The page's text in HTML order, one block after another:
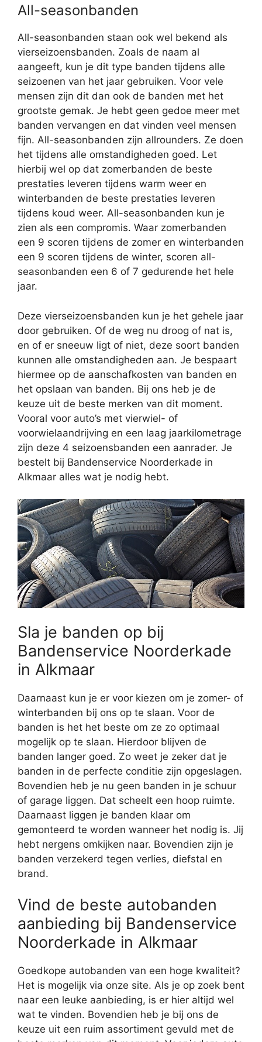
All-seasonbanden
All-seasonbanden staan ook wel bekend als
vierseizoensbanden. Zoals de naam al
aangeeft, kun je dit type banden tijdens alle
seizoenen van het jaar gebruiken. Voor vele
mensen zijn dit dan ook de banden met het
grootste gemak. Je hebt geen gedoe meer met
banden vervangen en dat vinden veel mensen
fijn. All-seasonbanden zijn allrounders. Ze doen
het tijdens alle omstandigheden goed. Let
hierbij wel op dat zomerbanden de beste
prestaties leveren tijdens warm weer en
winterbanden de beste prestaties leveren
tijdens koud weer. All-seasonbanden kun je
zien als een compromis. Waar zomerbanden
een 9 scoren tijdens de zomer en winterbanden
een 9 scoren tijdens de winter, scoren all-
seasonbanden een 6 of 7 gedurende het hele
jaar.
Deze vierseizoensbanden kun je het gehele jaar
door gebruiken. Of de weg nu droog of nat is,
en of er sneeuw ligt of niet, deze soort banden
kunnen alle omstandigheden aan. Je bespaart
hiermee op de aanschafkosten van banden en
het opslaan van banden. Bij ons heb je de
keuze uit de beste merken van dit moment.
Vooral voor auto’s met vierwiel- of
voorwielaandrijving en een laag jaarkilometrage
zijn deze 4 seizoensbanden een aanrader. Je
bestelt bij Bandenservice Noorderkade in
Alkmaar alles wat je nodig hebt.
Sla je banden op bij
Bandenservice Noorderkade
in Alkmaar
Daarnaast kun je er voor kiezen om je zomer- of
winterbanden bij ons op te slaan. Voor de
banden is het het beste om ze zo optimaal
mogelijk op te slaan. Hierdoor blijven de
banden langer goed. Zo weet je zeker dat je
banden in de perfecte conditie zijn opgeslagen.
Bovendien heb je nu geen banden in je schuur
of garage liggen. Dat scheelt een hoop ruimte.
Daarnaast liggen je banden klaar om
gemonteerd te worden wanneer het nodig is. Jij
hebt nergens omkijken naar. Bovendien zijn je
banden verzekerd tegen verlies, diefstal en
brand.
Vind de beste autobanden
aanbieding bij Bandenservice
Noorderkade in Alkmaar
Goedkope autobanden van een hoge kwaliteit?
Het is mogelijk via onze site. Als je op zoek bent
naar een leuke aanbieding, is er hier altijd wel
wat te vinden. Bovendien heb je bij ons de
keuze uit een ruim assortiment gevuld met de